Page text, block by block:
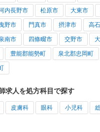
内長野市 松原市 大東市
野市 門真市 摂津市 高
南市 四條畷市 交野市
豊能郡能勢町 泉北郡忠岡町
求人を処方科目で探す
皮膚科 眼科 小児科